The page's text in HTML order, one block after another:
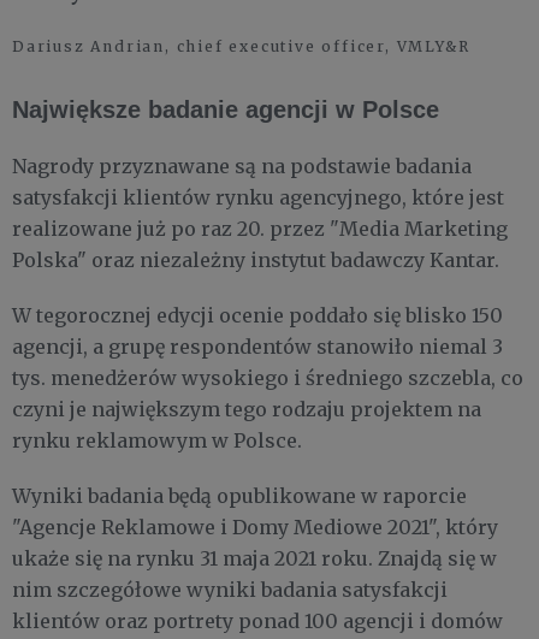
Dariusz Andrian, chief executive officer, VMLY&R
Największe badanie agencji w Polsce
Nagrody przyznawane są na podstawie badania
satysfakcji klientów rynku agencyjnego, które jest
realizowane już po raz 20. przez "Media Marketing
Polska" oraz niezależny instytut badawczy Kantar.
W tegorocznej edycji ocenie poddało się blisko 150
agencji, a grupę respondentów stanowiło niemal 3
tys. menedżerów wysokiego i średniego szczebla, co
czyni je największym tego rodzaju projektem na
rynku reklamowym w Polsce.
Wyniki badania będą opublikowane w raporcie
"Agencje Reklamowe i Domy Mediowe 2021", który
ukaże się na rynku 31 maja 2021 roku. Znajdą się w
nim szczegółowe wyniki badania satysfakcji
klientów oraz portrety ponad 100 agencji i domów